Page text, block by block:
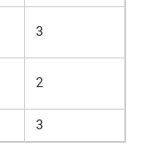
3
2
3